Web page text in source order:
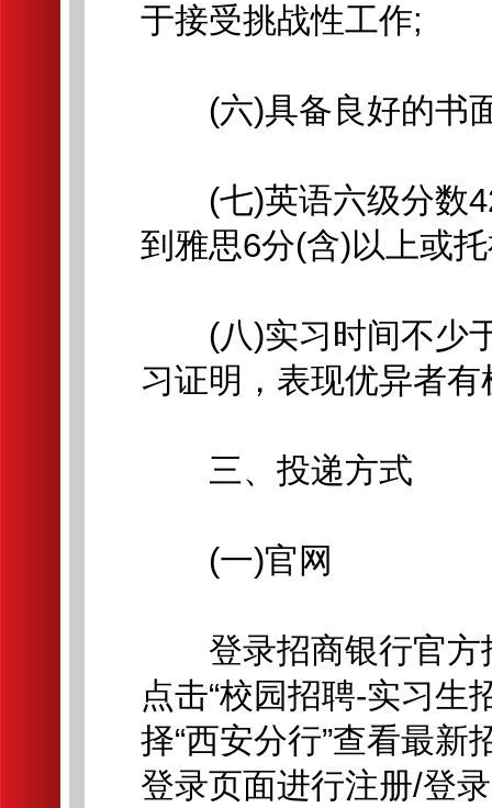
于接受挑战性工作;
(六)具备良好的书
(七)英语六级分数
到雅思6分(含)以上或
(八)实习时间不少于
习证明，表现优异者
三、投递方式
(一)官网
登录招商银行官方
点击“校园招聘-实习生
择“西安分行”查看最
登录页面进行注册/登